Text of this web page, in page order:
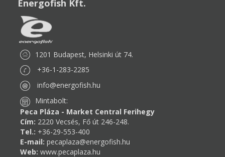
Energofish Kft.
1201 Budapest, Helsinki út 74.
+36-1-283-2285
info@energofish.hu
Mintabolt:
Peca Pláza - Market Central Ferihegy
Cím: 2220 Vecsés, Fő út 246-248.
Tel.: +36-29-553-400
E-mail: pecaplaza@energofish.hu
Web: www.pecaplaza.hu